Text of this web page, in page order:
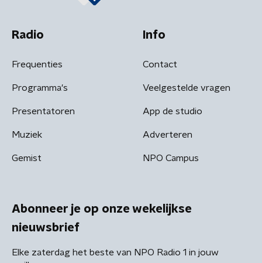
Radio
Frequenties
Programma's
Presentatoren
Muziek
Gemist
Info
Contact
Veelgestelde vragen
App de studio
Adverteren
NPO Campus
Abonneer je op onze wekelijkse
nieuwsbrief
Elke zaterdag het beste van NPO Radio 1 in jouw